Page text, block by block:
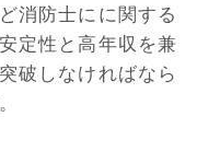
消防士にに関する
定性と高年収を兼
破しなければなら